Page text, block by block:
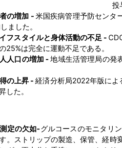
投
の増加 - 米国疾病管理予防センタ
ました。
フスタイルと身体活動の不足 -
25%は完全に運動不足である。
人口の増加 -地域生活管理局の発
の上昇 -経済分析局2022年版に
した。
定の欠如-グルコースのモニタリ
。ストリップの製造、保管、経